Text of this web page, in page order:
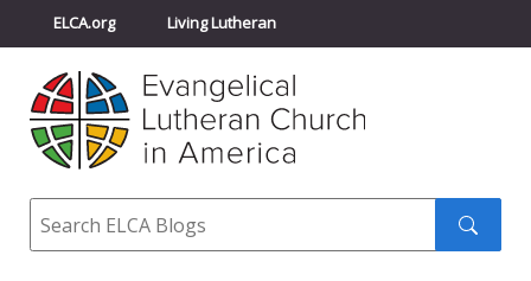
ELCA.org Living Lutheran
Churchwide Assembly
ELCA Directory
Search